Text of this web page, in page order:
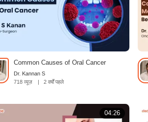
Common Causes of Oral Cancer
Dr. Kannan S
718 व्यूज़
| 2 वर्षों पहले
04:26